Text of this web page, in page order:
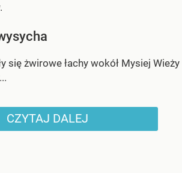
się żwirowe łachy wokół Mysiej Wieży
CZYTAJ DALEJ